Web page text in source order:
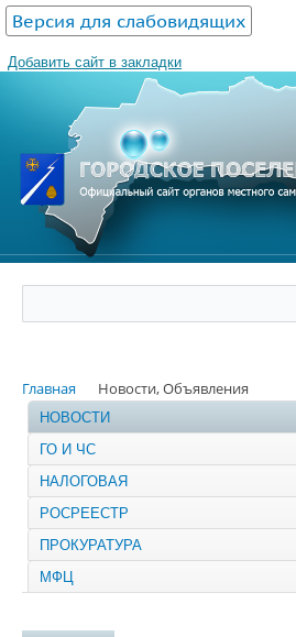
Версия для слабовидящих
Добавить сайт в закладки
Главная Новости, Объявления
НОВОСТИ
ГО И ЧС
НАЛОГОВАЯ
РОСРЕЕСТР
ПРОКУРАТУРА
МФЦ